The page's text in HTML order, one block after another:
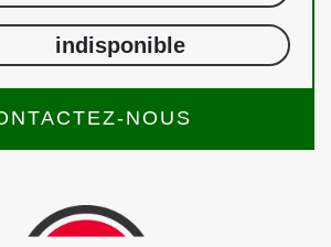
indisponible
NOUS